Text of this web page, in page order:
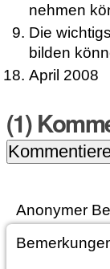
nehmen
Die
bilden
April 2008
(1)
Anonymer